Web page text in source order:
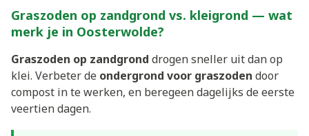
Graszoden op zandgrond vs. kleigrond — wat
merk je in Oosterwolde?
Graszoden op zandgrond drogen sneller uit dan op
klei. Verbeter de ondergrond voor graszoden door
compost in te werken, en beregeen dagelijks de eerste
veertien dagen.